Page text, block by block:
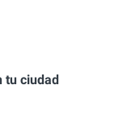
tu ciudad